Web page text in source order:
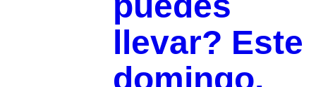
llevar? Este
domingo,